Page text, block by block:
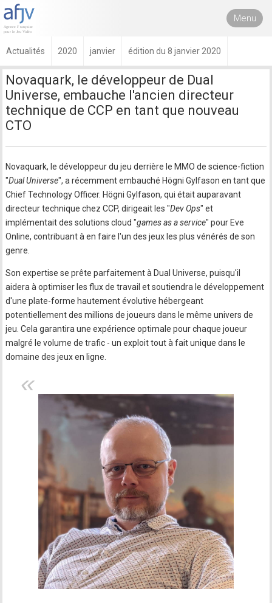
Menu
Actualités 2020 janvier édition du 8 janvier 2020
Novaquark, le développeur de Dual
Universe, embauche l'ancien directeur
technique de CCP en tant que nouveau
CTO
Novaquark, le développeur du jeu derrière le MMO de science-fiction
"Dual Universe", a récemment embauché Högni Gylfason en tant que
Chief Technology Officer. Högni Gylfason, qui était auparavant
directeur technique chez CCP, dirigeait les "Dev Ops" et
implémentait des solutions cloud "games as a service" pour Eve
Online, contribuant à en faire l'un des jeux les plus vénérés de son
genre.
Son expertise se prête parfaitement à Dual Universe, puisqu'il
aidera à optimiser les flux de travail et soutiendra le développement
d'une plate-forme hautement évolutive hébergeant
potentiellement des millions de joueurs dans le même univers de
jeu. Cela garantira une expérience optimale pour chaque joueur
malgré le volume de trafic - un exploit tout à fait unique dans le
domaine des jeux en ligne.